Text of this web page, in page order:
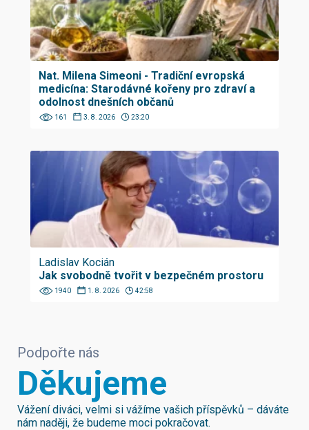
Nat. Milena Simeoni - Tradiční evropská
medicína: Starodávné kořeny pro zdraví a
odolnost dnešních občanů
161 3. 8. 2026 23:20
Ladislav Kocián
Jak svobodně tvořit v bezpečném prostoru
1940 1. 8. 2026 42:58
Podpořte nás
Děkujeme
Vážení diváci, velmi si vážíme vašich příspěvků – dáváte
nám naději, že budeme moci pokračovat.